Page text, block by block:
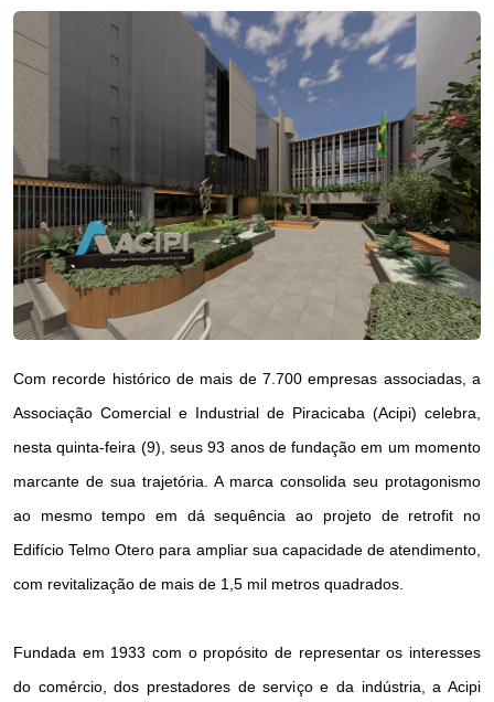
Com recorde histórico de mais de 7.700 empresas associadas, a
Associação Comercial e Industrial de Piracicaba (Acipi) celebra,
nesta quinta-feira (9), seus 93 anos de fundação em um momento
marcante de sua trajetória. A marca consolida seu protagonismo
ao mesmo tempo em dá sequência ao projeto de retrofit no
Edifício Telmo Otero para ampliar sua capacidade de atendimento,
com revitalização de mais de 1,5 mil metros quadrados.
Fundada em 1933 com o propósito de representar os interesses
do comércio, dos prestadores de serviço e da indústria, a Acipi